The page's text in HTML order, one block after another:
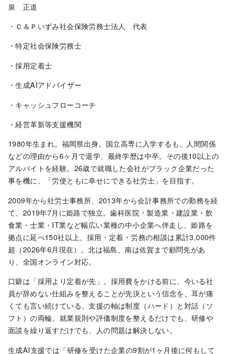
泉 正道
・Ｃ＆Ｐいずみ社会保険労務士法人 代表
・特定社会保険労務士
・採用定着士
・生成AIアドバイザー
・キャッシュフローコーチ
・経営革新等支援機関
1980年生まれ。福岡県出身。国立高専に入学するも、人間関係
などの理由から6ヶ月で退学、最終学歴は中卒。その後10以上の
アルバイトを経験。26歳で就職した会社がブラック企業だった
事を機に、「労使ともに幸せにできる社労士」を目指す。
2009年から社労士事務所、2013年から会計事務所での勤務を経
て、2019年7月に姫路で独立。歯科医院・製造業・建設業・飲
食業・士業・IT業など幅広い業種の中小企業へ伴走し、姫路を
拠点に延べ150社以上、採用・定着・労務の相談は累計3,000件
超（2026年6月現在）。北は福島、南は佐賀まで顧問先があ
り、全国オンライン対応。
口癖は「採用より定着が先」。採用費をかける前に、今いる社
員が辞めない仕組みを整えることが先決という信念を、耳が痛
くても言い続けている。支援の軸は制度（ハード）と対話（ソ
フト）の両輪。就業規則や評価制度を整えるだけでも、研修や
面談を繰り返すだけでも、人の問題は解決しない。
生成AI支援では「研修を受けた企業の9割が1ヶ月後に何もして